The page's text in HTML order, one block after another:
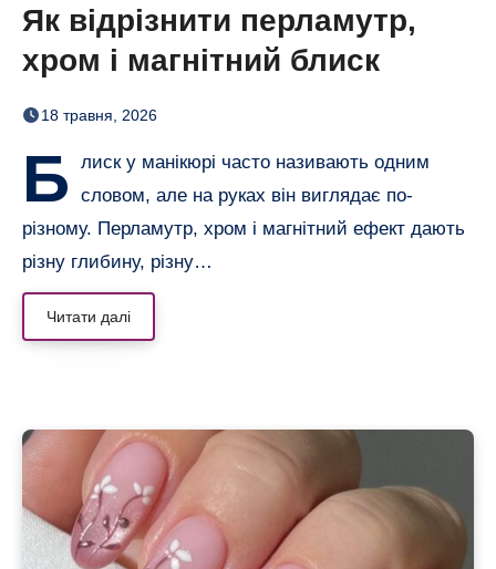
Як відрізнити перламутр,
хром і магнітний блиск
18 травня, 2026
Б
лиск у манікюрі часто називають одним
словом, але на руках він виглядає по-
різному. Перламутр, хром і магнітний ефект дають
різну глибину, різну…
Читати далі